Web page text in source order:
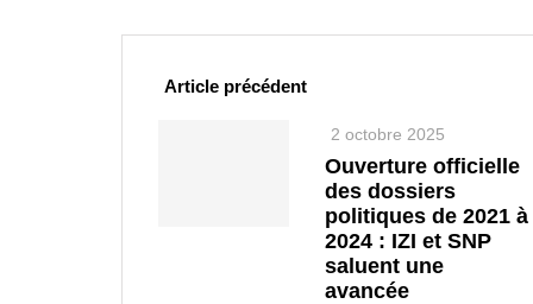
Article précédent
2 octobre 2025
Ouverture officielle
des dossiers
politiques de 2021 à
2024 : IZI et SNP
saluent une
avancée